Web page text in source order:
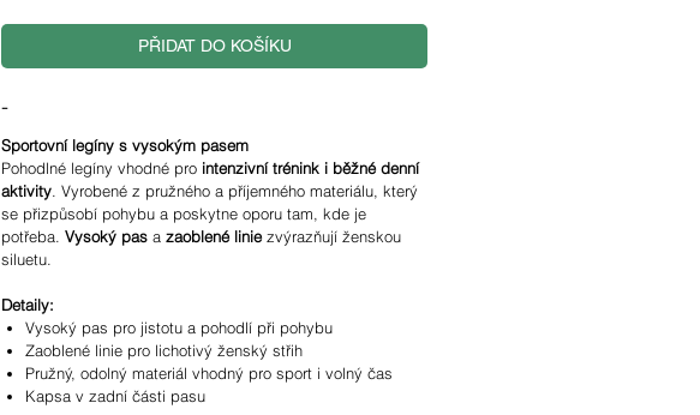
PŘIDAT DO KOŠÍKU
-
Sportovní legíny s vysokým pasem
Pohodlné legíny vhodné pro intenzivní trénink i běžné denní
aktivity. Vyrobené z pružného a příjemného materiálu, který
se přizpůsobí pohybu a poskytne oporu tam, kde je
potřeba. Vysoký pas a zaoblené liniezvýrazňují ženskou
siluetu.
Detaily:
Vysoký pas pro jistotu a pohodlí při pohybu
Zaoblené linie pro lichotivý ženský střih
Pružný, odolný materiál vhodný pro sport i volný čas
Kapsa v zadní části pasu